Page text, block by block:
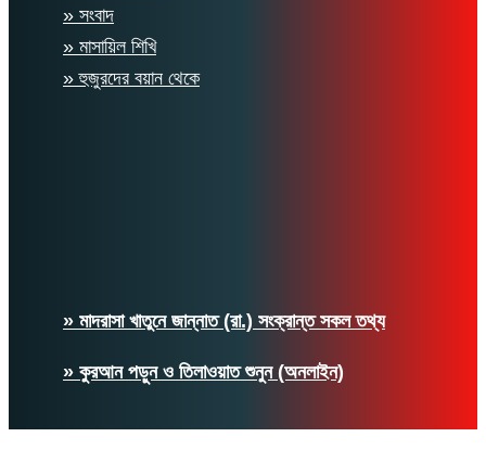
» সংবাদ
» মাসায়িল শিখি
» হুজুরদের বয়ান থেকে
» মাদরাসা খাতুনে জান্নাত (রা.) সংক্রান্ত সকল তথ্য
» কুরআন পড়ুন ও তিলাওয়াত শুনুন (অনলাইন)